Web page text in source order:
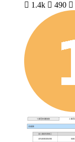
 1.4k  490 